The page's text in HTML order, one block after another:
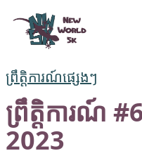
New World 5k
ព្រឹត្តិការណ៍ផ្សេងៗ
ព្រឹត្តិការណ៍
2023